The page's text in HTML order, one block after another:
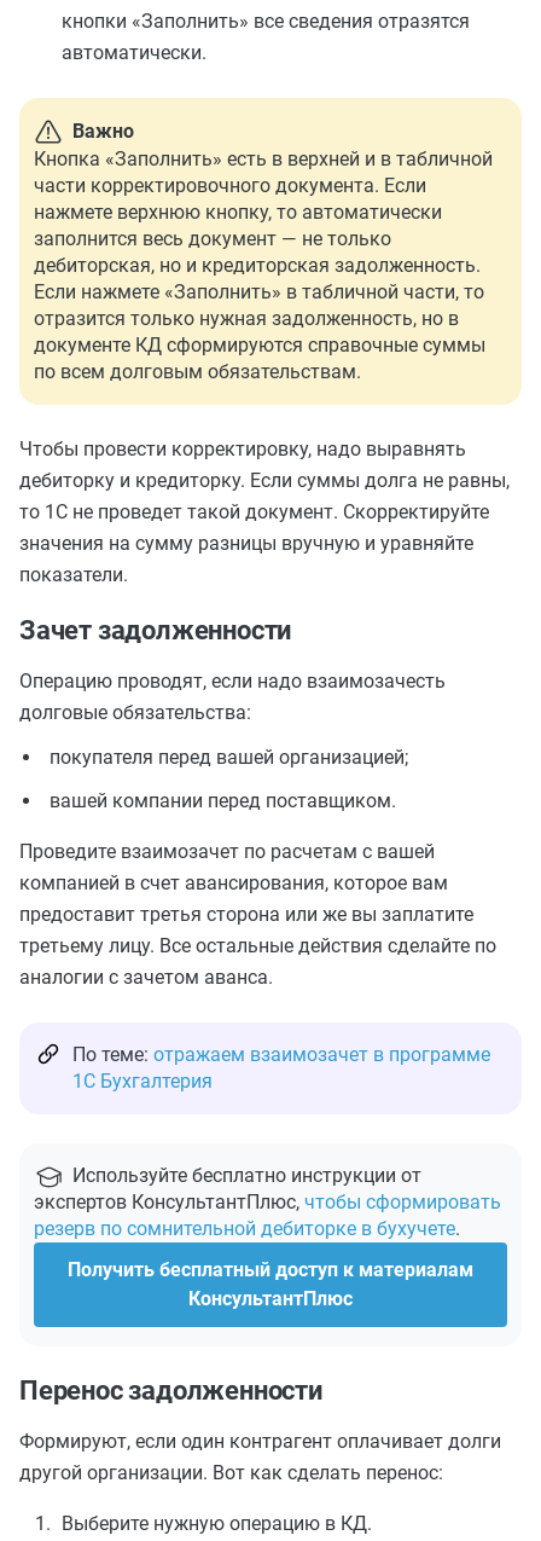
кнопки «Заполнить» все сведения отразятся
автоматически.
Важно
Кнопка «Заполнить» есть в верхней и в табличной
части корректировочного документа. Если
нажмете верхнюю кнопку, то автоматически
заполнится весь документ — не только
дебиторская, но и кредиторская задолженность.
Если нажмете «Заполнить» в табличной части, то
отразится только нужная задолженность, но в
документе КД сформируются справочные суммы
по всем долговым обязательствам.
Чтобы провести корректировку, надо выравнять
дебиторку и кредиторку. Если суммы долга не равны,
то 1С не проведет такой документ. Скорректируйте
значения на сумму разницы вручную и уравняйте
показатели.
Зачет задолженности
Операцию проводят, если надо взаимозачесть
долговые обязательства:
покупателя перед вашей организацией;
вашей компании перед поставщиком.
Проведите взаимозачет по расчетам с вашей
компанией в счет авансирования, которое вам
предоставит третья сторона или же вы заплатите
третьему лицу. Все остальные действия сделайте по
аналогии с зачетом аванса.
По теме: отражаем взаимозачет в программе
1С Бухгалтерия
Используйте бесплатно инструкции от
экспертов КонсультантПлюс, чтобы сформировать
резерв по сомнительной дебиторке в бухучете.
Получить бесплатный доступ к материалам
КонсультантПлюс
Перенос задолженности
Формируют, если один контрагент оплачивает долги
другой организации. Вот как сделать перенос:
Выберите нужную операцию в КД.